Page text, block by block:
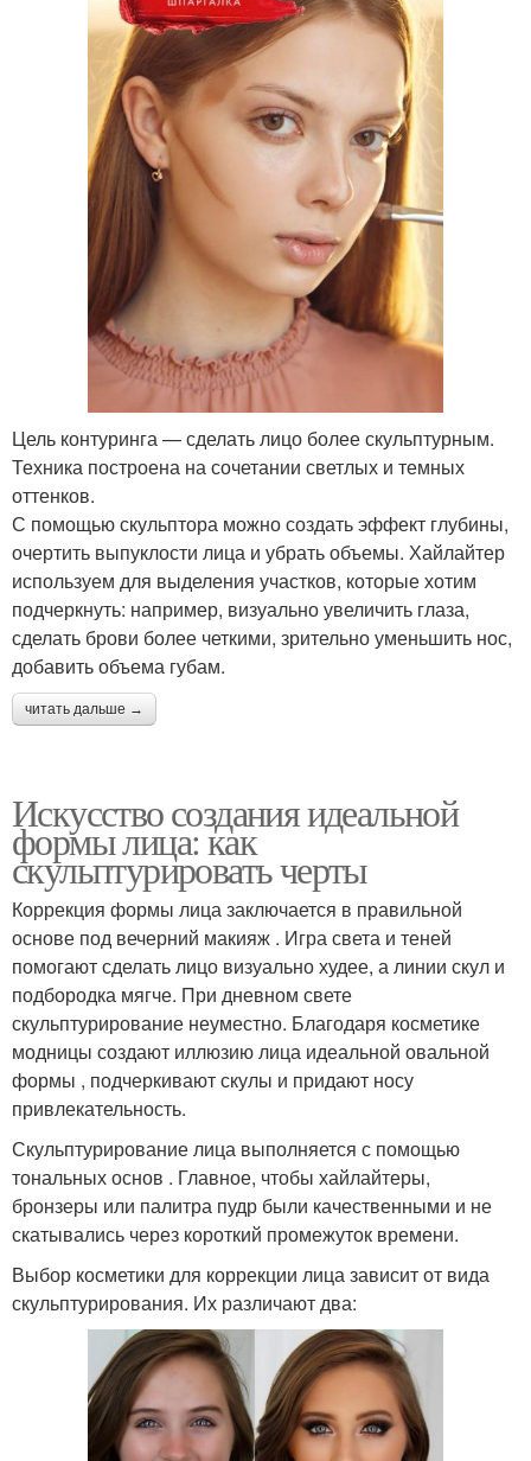
Цель контуринга — сделать лицо более скульптурным.
Техника построена на сочетании светлых и темных
оттенков.
С помощью скульптора можно создать эффект глубины,
очертить выпуклости лица и убрать объемы. Хайлайтер
используем для выделения участков, которые хотим
подчеркнуть: например, визуально увеличить глаза,
сделать брови более четкими, зрительно уменьшить нос,
добавить объема губам.
читать дальше →
Искусство создания идеальной
формы лица: как
скульптурировать черты
Коррекция формы лица заключается в правильной
основе под вечерний макияж . Игра света и теней
помогают сделать лицо визуально худее, а линии скул и
подбородка мягче. При дневном свете
скульптурирование неуместно. Благодаря косметике
модницы создают иллюзию лица идеальной овальной
формы , подчеркивают скулы и придают носу
привлекательность.
Скульптурирование лица выполняется с помощью
тональных основ . Главное, чтобы хайлайтеры,
бронзеры или палитра пудр были качественными и не
скатывались через короткий промежуток времени.
Выбор косметики для коррекции лица зависит от вида
скульптурирования. Их различают два: